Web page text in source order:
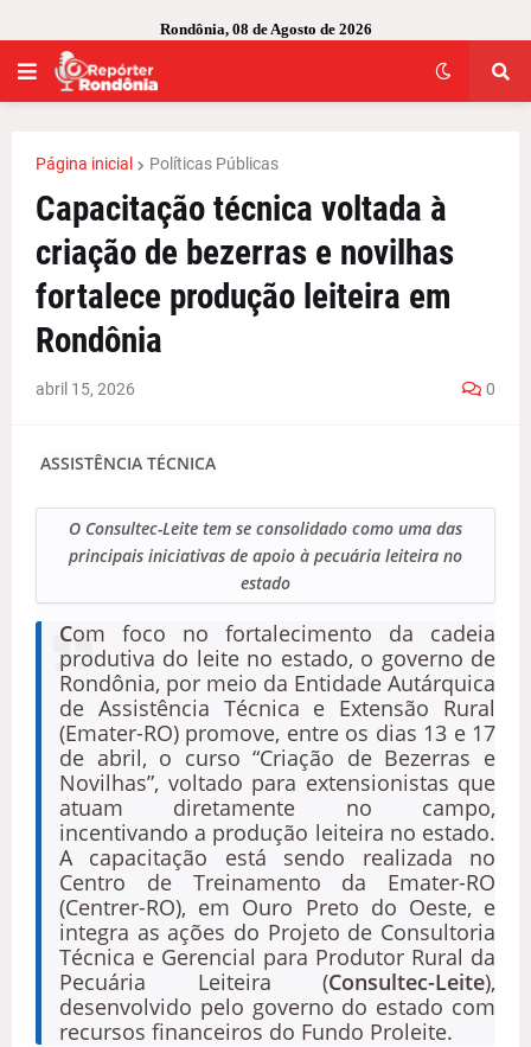
Rondônia, 08 de Agosto de 2026
Página inicial Políticas Públicas
Capacitação técnica voltada à
criação de bezerras e novilhas
fortalece produção leiteira em
Rondônia
abril 15, 2026 0
ASSISTÊNCIA TÉCNICA
O Consultec-Leite tem se consolidado como uma das
principais iniciativas de apoio à pecuária leiteira no
estado
Com foco no fortalecimento da cadeia
produtiva do leite no estado, o governo de
Rondônia, por meio da Entidade Autárquica
de Assistência Técnica e Extensão Rural
(Emater-RO) promove, entre os dias 13 e 17
de abril, o curso “Criação de Bezerras e
Novilhas”, voltado para extensionistas que
atuam diretamente no campo,
incentivando a produção leiteira no estado.
A capacitação está sendo realizada no
Centro de Treinamento da Emater-RO
(Centrer-RO), em Ouro Preto do Oeste, e
integra as ações do Projeto de Consultoria
Técnica e Gerencial para Produtor Rural da
Pecuária Leiteira (Consultec-Leite),
desenvolvido pelo governo do estado com
recursos financeiros do Fundo Proleite.